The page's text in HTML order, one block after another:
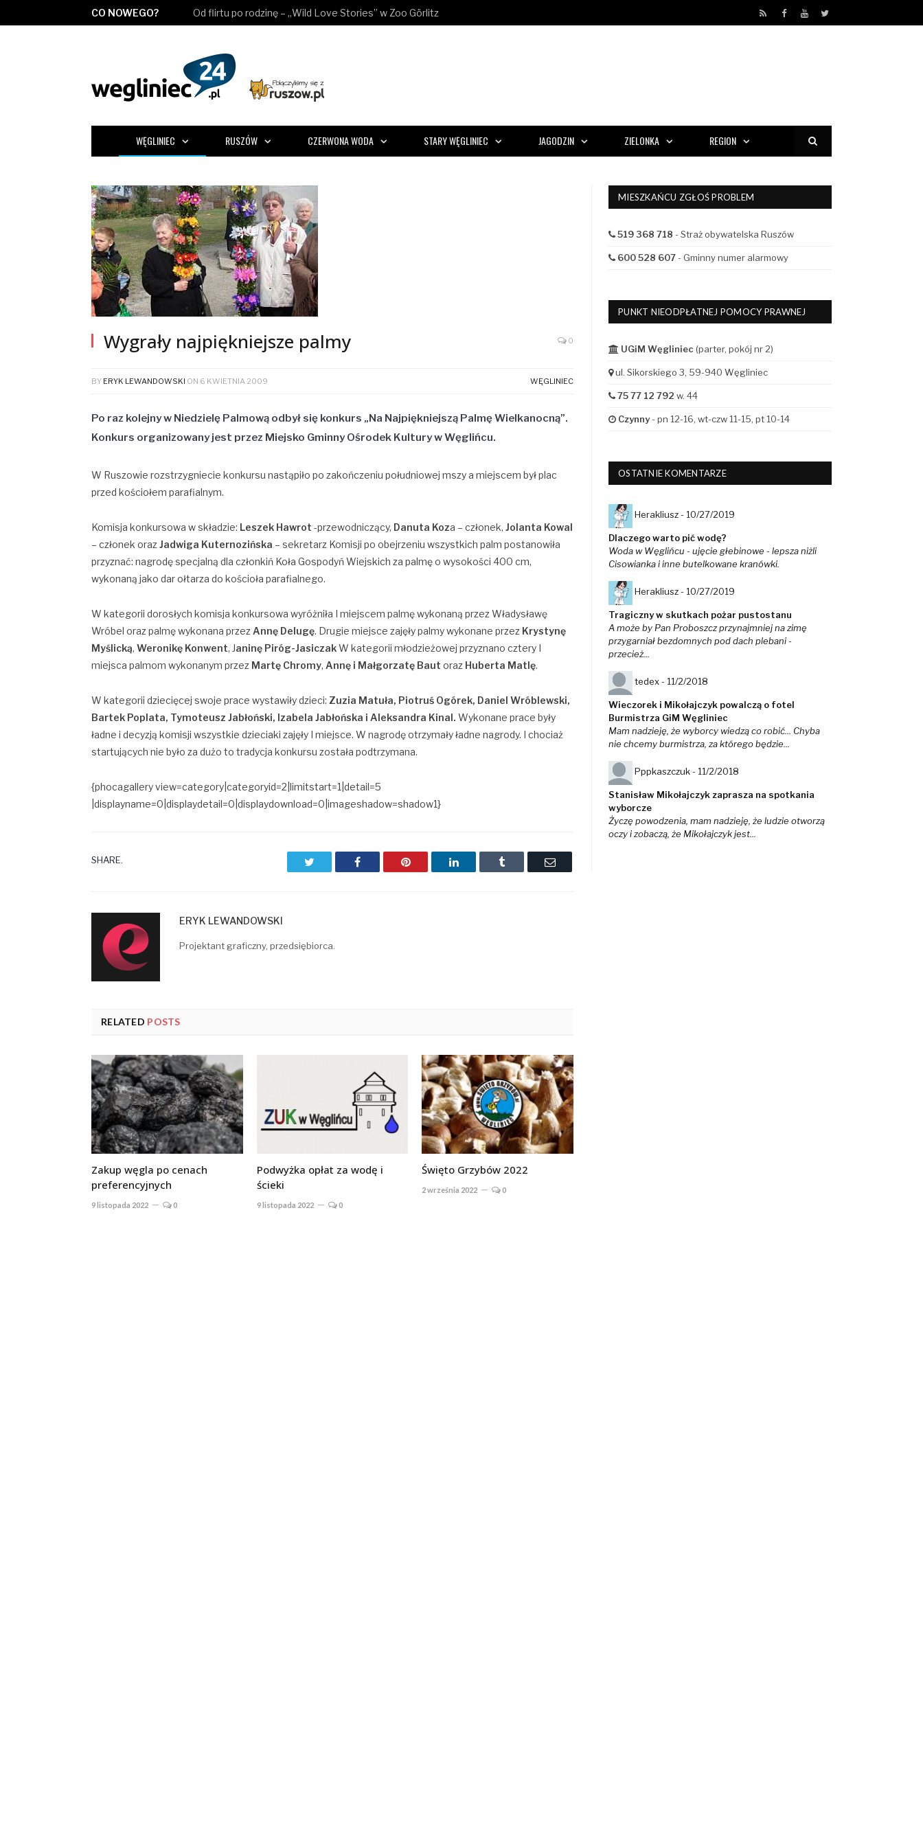
CO NOWEGO? Od flirtu po rodzinę – „Wild Love Stories” w Zoo Görlitz RSS Facebook
YouTube
Twitter
WĘGLINIEC RUSZÓW CZERWONA WODA STARY WĘGLINIEC JAGODZIN ZIELONKA REGION
Wygrały najpiękniejsze palmy 0
BY ERYK LEWANDOWSKI ON 6 KWIETNIA 2009 WĘGLINIEC
Po raz kolejny w Niedzielę Palmową odbył się konkurs „Na Najpiękniejszą Palmę Wielkanocną”.
Konkurs organizowany jest przez Miejsko Gminny Ośrodek Kultury w Węglińcu.
W Ruszowie rozstrzygniecie konkursu nastąpiło po zakończeniu południowej mszy a miejscem był plac
przed kościołem parafialnym.
Komisja konkursowa w składzie: Leszek Hawrot -przewodniczący, Danuta Koza – członek, Jolanta Kowal
– członek orazJadwiga Kuternozińska – sekretarz Komisji po obejrzeniu wszystkich palm postanowiła
przyznać: nagrodę specjalną dla członkiń Koła Gospodyń Wiejskich za palmę o wysokości 400 cm,
wykonaną jako dar ołtarza do kościoła parafialnego.
W kategorii dorosłych komisja konkursowa wyróżniła I miejscem palmę wykonaną przez Władysławę
Wróbel oraz palmę wykonana przez Annę Delugę. Drugie miejsce zajęły palmy wykonane przez Krystynę
Myślicką, Weronikę Konwent, Janinę Piróg-JasiczakW kategorii młodzieżowej przyznano cztery I
miejsca palmom wykonanym przez Martę Chromy, Annę i Małgorzatę Baut oraz Huberta Matlę.
W kategorii dziecięcej swoje prace wystawiły dzieci: Zuzia Matuła, Piotruś Ogórek, Daniel Wróblewski,
Bartek Poplata, Tymoteusz Jabłoński, Izabela Jabłońska i Aleksandra Kinal. Wykonane prace były
ładne i decyzją komisji wszystkie dzieciaki zajęły I miejsce. W nagrodę otrzymały ładne nagrody. I chociaż
startujących nie było za dużo to tradycja konkursu została podtrzymana.
{phocagallery view=category|categoryid=2|limitstart=1|detail=5
|displayname=0|displaydetail=0|displaydownload=0|imageshadow=shadow1}
SHARE. TwitterFacebookPinterestLinkedInTumblr Email
ERYK LEWANDOWSKI
Projektant graficzny, przedsiębiorca.
RELATED POSTS
Zakup węgla po cenach
preferencyjnych
9 listopada 2022 0
Podwyżka opłat za wodę i
ścieki
9 listopada 2022 0
Święto Grzybów 2022
2 września 2022 0
MIESZKAŃCU ZGŁOŚ PROBLEM
519 368 718 - Straż obywatelska Ruszów
600 528 607- Gminny numer alarmowy
PUNKT NIEODPŁATNEJ POMOCY PRAWNEJ
UGiM Węgliniec (parter, pokój nr 2)
ul. Sikorskiego 3, 59-940 Węgliniec
75 77 12 792 w. 44
Czynny- pn 12-16, wt-czw 11-15, pt 10-14
OSTATNIE KOMENTARZE
Herakliusz - 10/27/2019
Dlaczego warto pić wodę?
Woda w Węglińcu - ujęcie głebinowe - lepsza niżli
Cisowianka i inne butelkowane kranówki.
Herakliusz - 10/27/2019
Tragiczny w skutkach pożar pustostanu
A może by Pan Proboszcz przynajmniej na zimę
przygarniał bezdomnych pod dach plebani -
przecież...
tedex - 11/2/2018
Wieczorek i Mikołajczyk powalczą o fotel
Burmistrza GiM Węgliniec
Mam nadzieję, że wyborcy wiedzą co robić... Chyba
nie chcemy burmistrza, za którego będzie...
Pppkaszczuk - 11/2/2018
Stanisław Mikołajczyk zaprasza na spotkania
wyborcze
Życzę powodzenia, mam nadzieję, że ludzie otworzą
oczy i zobaczą, że Mikołajczyk jest...